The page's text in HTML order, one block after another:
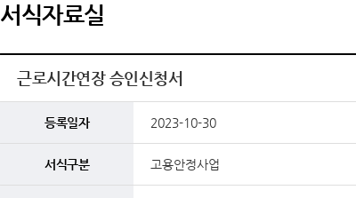
서식자료실
근로시간연장 승인신청서
등록일자 2023-10-30
서식구분 고용안정사업